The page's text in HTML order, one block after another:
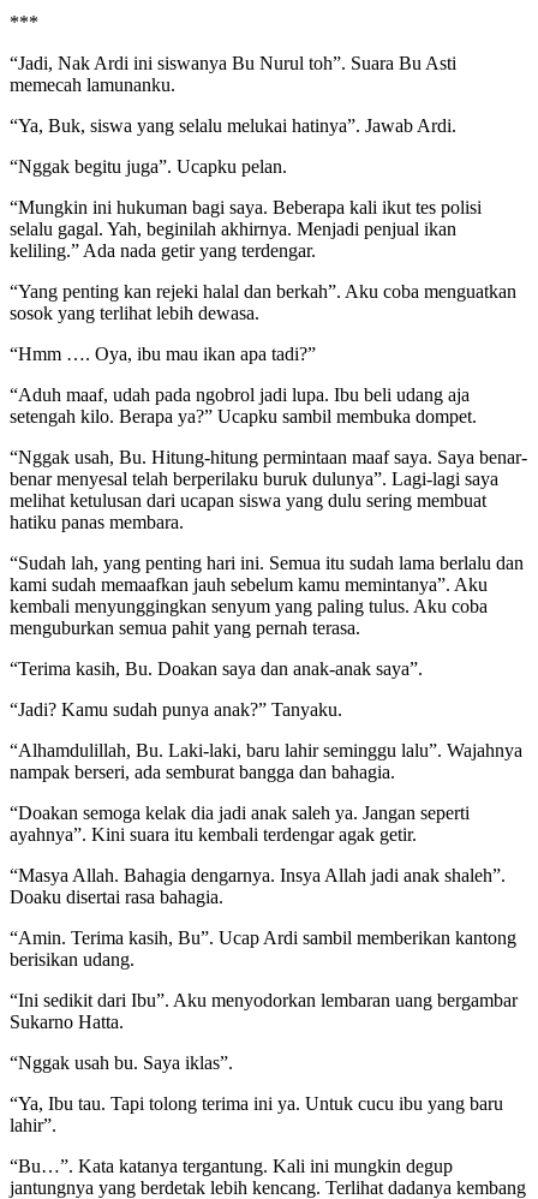
***
“Jadi, Nak Ardi ini siswanya Bu Nurul toh”. Suara Bu Asti
memecah lamunanku.
“Ya, Buk, siswa yang selalu melukai hatinya”. Jawab Ardi.
“Nggak begitu juga”. Ucapku pelan.
“Mungkin ini hukuman bagi saya. Beberapa kali ikut tes polisi
selalu gagal. Yah, beginilah akhirnya. Menjadi penjual ikan
keliling.” Ada nada getir yang terdengar.
“Yang penting kan rejeki halal dan berkah”. Aku coba menguatkan
sosok yang terlihat lebih dewasa.
“Hmm …. Oya, ibu mau ikan apa tadi?”
“Aduh maaf, udah pada ngobrol jadi lupa. Ibu beli udang aja
setengah kilo. Berapa ya?” Ucapku sambil membuka dompet.
“Nggak usah, Bu. Hitung-hitung permintaan maaf saya. Saya benar-
benar menyesal telah berperilaku buruk dulunya”. Lagi-lagi saya
melihat ketulusan dari ucapan siswa yang dulu sering membuat
hatiku panas membara.
“Sudah lah, yang penting hari ini. Semua itu sudah lama berlalu dan
kami sudah memaafkan jauh sebelum kamu memintanya”. Aku
kembali menyunggingkan senyum yang paling tulus. Aku coba
menguburkan semua pahit yang pernah terasa.
“Terima kasih, Bu. Doakan saya dan anak-anak saya”.
“Jadi? Kamu sudah punya anak?” Tanyaku.
“Alhamdulillah, Bu. Laki-laki, baru lahir seminggu lalu”. Wajahnya
nampak berseri, ada semburat bangga dan bahagia.
“Doakan semoga kelak dia jadi anak saleh ya. Jangan seperti
ayahnya”. Kini suara itu kembali terdengar agak getir.
“Masya Allah. Bahagia dengarnya. Insya Allah jadi anak shaleh”.
Doaku disertai rasa bahagia.
“Amin. Terima kasih, Bu”. Ucap Ardi sambil memberikan kantong
berisikan udang.
“Ini sedikit dari Ibu”. Aku menyodorkan lembaran uang bergambar
Sukarno Hatta.
“Nggak usah bu. Saya iklas”.
“Ya, Ibu tau. Tapi tolong terima ini ya. Untuk cucu ibu yang baru
lahir”.
“Bu…”. Kata katanya tergantung. Kali ini mungkin degup
jantungnya yang berdetak lebih kencang. Terlihat dadanya kembang